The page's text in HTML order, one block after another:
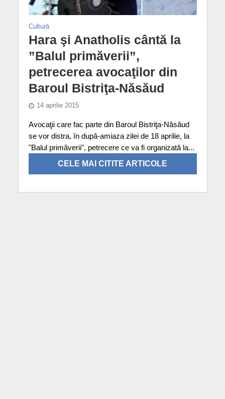
Cultură
Hara şi Anatholis cântă la
”Balul primăverii”,
petrecerea avocaţilor din
Baroul Bistriţa-Năsăud
14 aprilie 2015
Avocaţii care fac parte din Baroul Bistriţa-Năsăud
se vor distra, în după-amiaza zilei de 18 aprilie, la
"Balul primăverii", petrecere ce va fi organizată la...
CELE MAI CITITE ARTICOLE